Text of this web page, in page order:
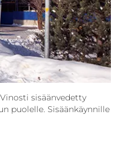
sisään­vedetty
puolelle. Sisäänkäynnille